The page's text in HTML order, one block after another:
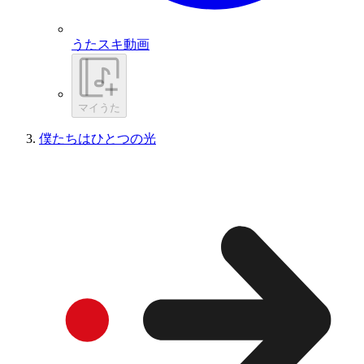
うたスキ動画
マイうた
僕たちはひとつの光